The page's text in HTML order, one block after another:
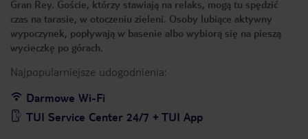
Gran Rey. Goście, którzy stawiają na relaks, mogą tu spędzić
czas na tarasie, w otoczeniu zieleni. Osoby lubiące aktywny
wypoczynek, popływają w basenie albo wybiorą się na pieszą
wycieczkę po górach.
Najpopularniejsze udogodnienia:
Darmowe Wi-Fi
TUI Service Center 24/7 + TUI App